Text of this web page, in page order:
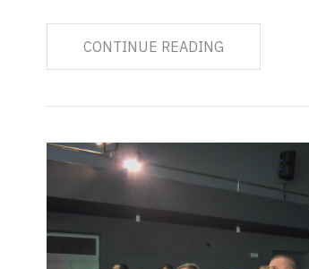
CONTINUE READING